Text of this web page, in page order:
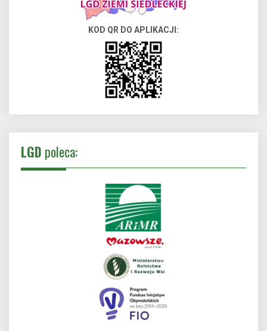
KOD QR DO APLIKACJI:
LGD poleca: